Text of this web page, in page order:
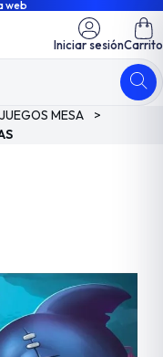
web
Iniciar sesiónCarrito
JUEGOS MESA
>